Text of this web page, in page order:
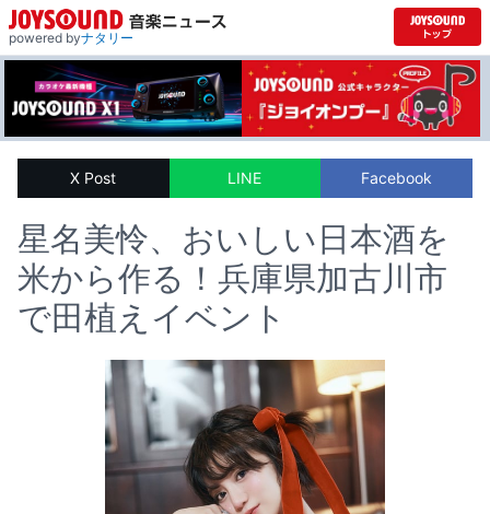
powered byナタリー
X Post LINE Facebook
星名美怜、おいしい日本酒を
米から作る！兵庫県加古川市
で田植えイベント